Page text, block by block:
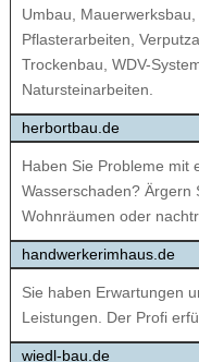
Umbau,
Pflasterarbeiten,
Trockenbau, WDV-
Natursteinarbeiten.
herbortbau.de
Haben Sie Probleme mit
Wasserschaden? Ärgern
Wohnräumen oder
handwerkerimhaus.de
Sie haben Erwartungen
Leistungen. Der Profi
wiedl-bau.de